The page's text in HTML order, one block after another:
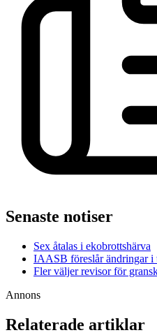
Senaste notiser
Sex åtalas i ekobrottshärva
IAASB föreslår ändringar i
Fler väljer revisor för
Annons
Relaterade artiklar